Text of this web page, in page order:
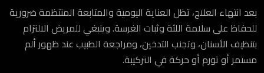
بعد انتهاء العلاج، تظل العناية اليومية والمتابعة المنتظمة ضرورية
للحفاظ على سلامة اللثة وثبات الغرسة. وينبغي للمريض الالتزام
بتنظيف الأسنان، وتجنب التدخين، ومراجعة الطبيب عند ظهور ألم
مستمر أو تورم أو حركة في التركيبة.